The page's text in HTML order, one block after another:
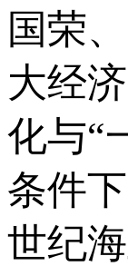
国荣
大经
化与“
条件
世纪